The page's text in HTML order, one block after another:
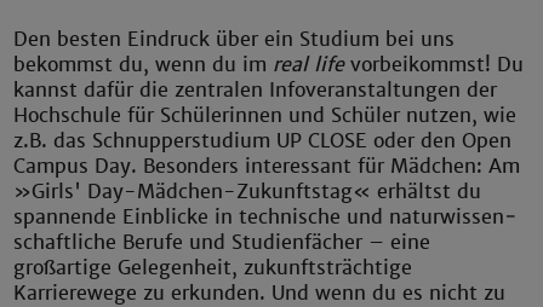
Den besten Eindruck über ein Studium bei uns
bekommst du, wenn du im real lifevorbeikommst! Du
kannst dafür die zentralen Infoveranstaltungen der
Hochschule für Schülerinnen und Schüler nutzen, wie
z.B. das Schnupperstudium UP CLOSE oder den Open
Campus Day. Besonders interessant für Mädchen: Am
»Girls' Day-Mädchen-Zukunftstag« erhältst du
spannende Einblicke in technische und natur­wissen­
schaft­liche Berufe und Studienfächer – eine
großartige Gelegenheit, zukunftsträchtige
Karrierewege zu erkunden. Und wenn du es nicht zu